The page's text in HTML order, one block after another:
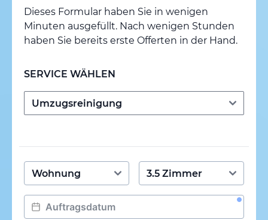
Dieses Formular haben Sie in wenigen
Minuten ausgefüllt. Nach wenigen Stunden
haben Sie bereits erste Offerten in der Hand.
SERVICE WÄHLEN